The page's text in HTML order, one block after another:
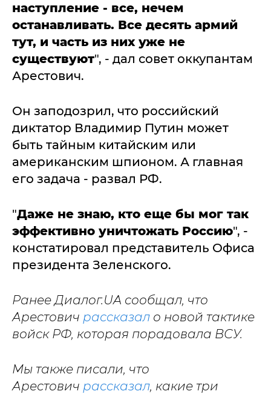
наступление - все, нечем
останавливать. Все десять армий
тут, и часть из них уже не
существуют", - дал совет оккупантам
Арестович.
Он заподозрил, что российский
диктатор Владимир Путин может
быть тайным китайским или
американским шпионом. А главная
его задача - развал РФ.
"Даже не знаю, кто еще бы мог так
эффективно уничтожать Россию", -
констатировал представитель Офиса
президента Зеленского.
Ранее Диалог.UA сообщал, что
Арестович рассказал о новой тактике
войск РФ, которая порадовала ВСУ.
Мы также писали, что
Арестович рассказал, какие три